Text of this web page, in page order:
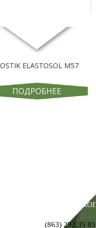
ELASTOSOL M57
ПОДРОБНЕЕ
ООО
УЛ. М.
(863) 292 35 83